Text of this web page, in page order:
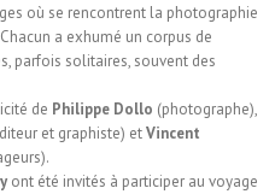
où se rencontrent la photographie
a exhumé un corpus de
parfois solitaires, souvent des
de Philippe Dollo (photographe),
et graphiste) etVincent
ont été invités à participer au voyage